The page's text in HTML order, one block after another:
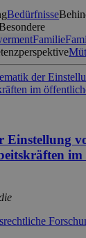
Bedürfnisse
Familie
Einstellung
im